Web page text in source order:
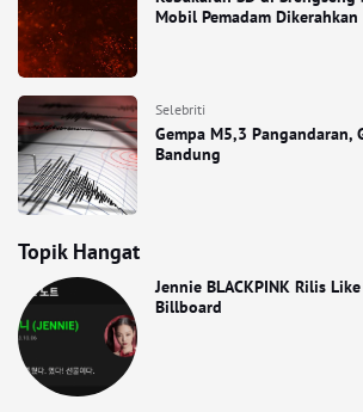
Mobil Pemadam Dikerahkan
Selebriti
Gempa M5,3 Pangandaran,
Bandung
Topik Hangat
Jennie BLACKPINK Rilis
Billboard